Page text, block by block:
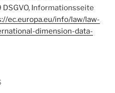
Informationsseite
ec.europa.eu/info/law/law-
dimension-data-